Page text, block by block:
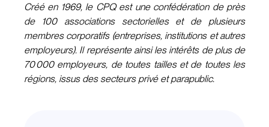
Créé en 1969, le CPQ est une confédération de près
de 100 associations sectorielles et de plusieurs
membres corporatifs (entreprises, institutions et autres
employeurs). Il représente ainsi les intérêts de plus de
70 000 employeurs, de toutes tailles et de toutes les
régions, issus des secteurs privé et parapublic.